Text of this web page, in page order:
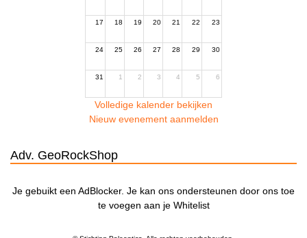
17 18 19 20 21 22 23
24 25 26 27 28 29 30
31 1 2 3 4 5 6
Volledige kalender bekijken
Nieuw evenement aanmelden
Adv. GeoRockShop
Je gebuikt een AdBlocker. Je kan ons ondersteunen door ons toe
te voegen aan je Whitelist